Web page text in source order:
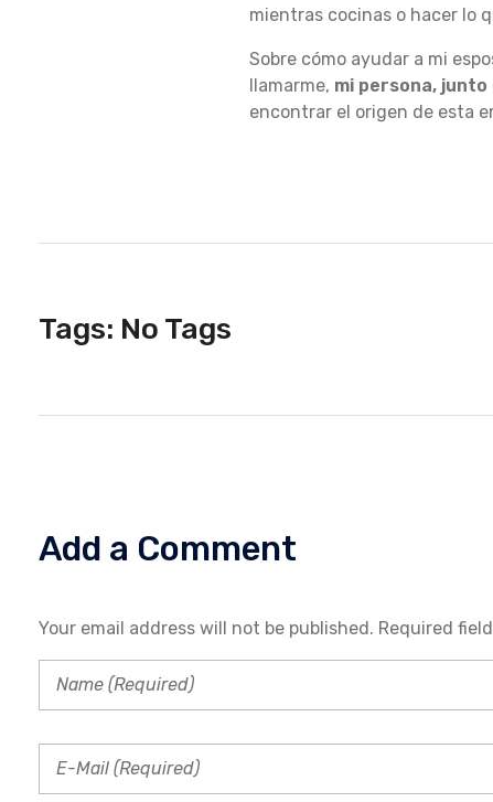
mientras cocinas o hacer lo
Sobre cómo ayudar a mi
llamarme, mi persona, junto
encontrar el origen de esta
Tags: No Tags
Add a Comment
Your email address will not be published. Required